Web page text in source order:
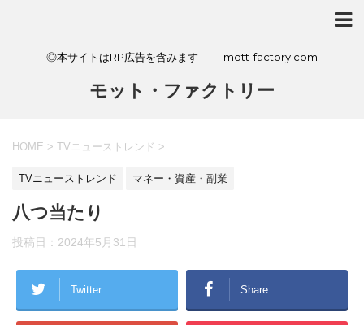
◎本サイトはRP広告を含みます - mott-factory.com
モット・ファクトリー
HOME > TVニューストレンド >
TVニューストレンド マネー・資産・副業
八つ当たり
投稿日： 2024年5月31日
Twitter Share